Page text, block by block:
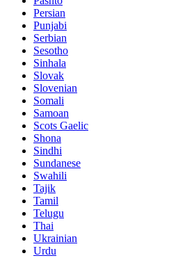
Persian
Punjabi
Serbian
Sesotho
Sinhala
Slovak
Slovenian
Somali
Samoan
Scots Gaelic
Shona
Sindhi
Sundanese
Swahili
Tajik
Tamil
Telugu
Thai
Ukrainian
Urdu